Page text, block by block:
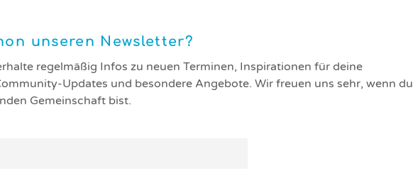
unseren Newsletter?
regelmäßig Infos zu neuen Terminen, Inspirationen für deine
Updates und besondere Angebote. Wir freuen uns sehr, wenn du
Gemeinschaft bist.